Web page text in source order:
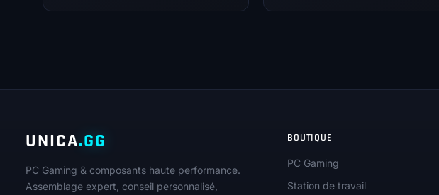
UNICA.GG
PC Gaming & composants haute performance.
Assemblage expert, conseil personnalisé,
BOUTIQUE
PC Gaming
Station de travail